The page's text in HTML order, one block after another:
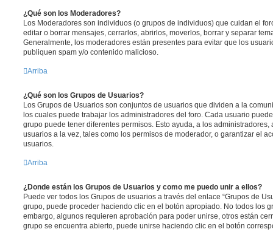
¿Qué son los Moderadores?
Los Moderadores son individuos (o grupos de individuos) que cuidan el
editar o borrar mensajes, cerrarlos, abrirlos, moverlos, borrar y separar
Generalmente, los moderadores están presentes para evitar que los
publiquen spam y/o contenido malicioso.
Arriba
¿Qué son los Grupos de Usuarios?
Los Grupos de Usuarios son conjuntos de usuarios que dividen a la
los cuales puede trabajar los administradores del foro. Cada usuario
grupo puede tener diferentes permisos. Esto ayuda, a los
usuarios a la vez, tales como los permisos de moderador, o garantizar el
usuarios.
Arriba
¿Donde están los Grupos de Usuarios y como me puedo unir a ellos?
Puede ver todos los Grupos de usuarios a través del enlace “Grupos de
grupo, puede proceder haciendo clic en el botón apropiado. No todos los
embargo, algunos requieren aprobación para poder unirse, otros están
grupo se encuentra abierto, puede unirse haciendo clic en el botón